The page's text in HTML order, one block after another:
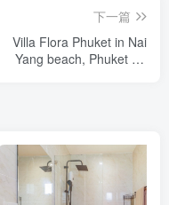
下一篇
Villa Flora Phuket in Nai
Yang beach, Phuket - 3